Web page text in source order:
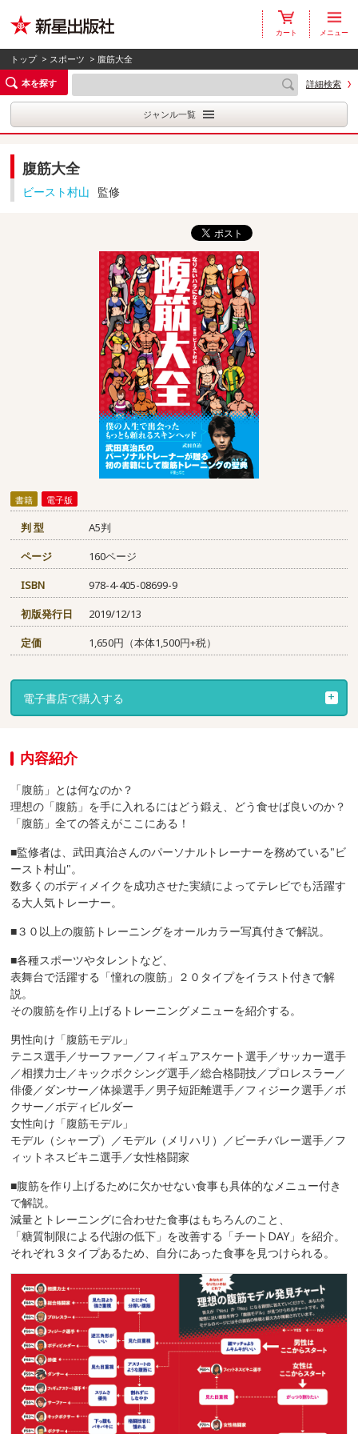
カート メニュー
トップ > スポーツ > 腹筋大全
本を探す
詳細検索
ジャンル一覧
腹筋大全
ビースト村山 監修
書籍 電子版
判 型
A5判
ページ
160ページ
ISBN
978-4-405-08699-9
初版発行日
2019/12/13
定価
1,650円（本体1,500円+税）
電子書店で購入する
内容紹介
「腹筋」とは何なのか？
理想の「腹筋」を手に入れるにはどう鍛え、どう食せば良いのか？
「腹筋」全ての答えがここにある！
■監修者は、武田真治さんのパーソナルトレーナーを務めている"ビ
ースト村山"。
数多くのボディメイクを成功させた実績によってテレビでも活躍す
る大人気トレーナー。
■３０以上の腹筋トレーニングをオールカラー写真付きで解説。
■各種スポーツやタレントなど、
表舞台で活躍する「憧れの腹筋」２０タイプをイラスト付きで解
説。
その腹筋を作り上げるトレーニングメニューを紹介する。
男性向け「腹筋モデル」
テニス選手／サーファー／フィギュアスケート選手／サッカー選手
／相撲力士／キックボクシング選手／総合格闘技／プロレスラー／
俳優／ダンサー／体操選手／男子短距離選手／フィジーク選手／ボ
クサー／ボディビルダー
女性向け「腹筋モデル」
モデル（シャープ）／モデル（メリハリ）／ビーチバレー選手／フ
ィットネスビキニ選手／女性格闘家
■腹筋を作り上げるために欠かせない食事も具体的なメニュー付き
で解説。
減量とトレーニングに合わせた食事はもちろんのこと、
「糖質制限による代謝の低下」を改善する「チートDAY」を紹介。
それぞれ３タイプあるため、自分にあった食事を見つけられる。